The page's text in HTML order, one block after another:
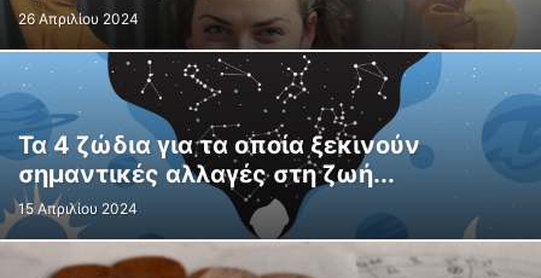
26 Απριλίου 2024
Τα 4 ζώδια για τα οποία ξεκινούν
σημαντικές αλλαγές στη ζωή...
15 Απριλίου 2024